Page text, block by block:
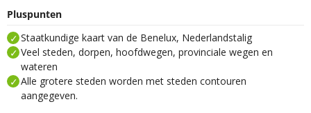
Pluspunten
Staatkundige kaart van de Benelux, Nederlandstalig
Veel steden, dorpen, hoofdwegen, provinciale wegen en
wateren
Alle grotere steden worden met steden contouren
aangegeven.